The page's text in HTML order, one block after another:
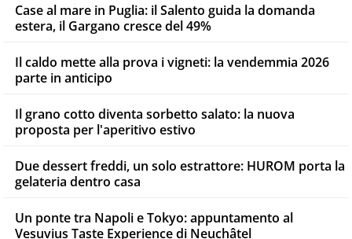
Case al mare in Puglia: il Salento guida la domanda
estera, il Gargano cresce del 49%
Il caldo mette alla prova i vigneti: la vendemmia 2026
parte in anticipo
Il grano cotto diventa sorbetto salato: la nuova
proposta per l'aperitivo estivo
Due dessert freddi, un solo estrattore: HUROM porta la
gelateria dentro casa
Un ponte tra Napoli e Tokyo: appuntamento al
Vesuvius Taste Experience di Neuchâtel